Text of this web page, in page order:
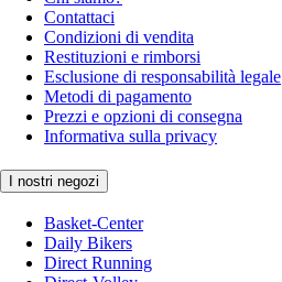
Contattaci
Condizioni di vendita
Restituzioni e rimborsi
Esclusione di responsabilità legale
Metodi di pagamento
Prezzi e opzioni di consegna
Informativa sulla privacy
I nostri negozi
Basket-Center
Daily Bikers
Direct Running